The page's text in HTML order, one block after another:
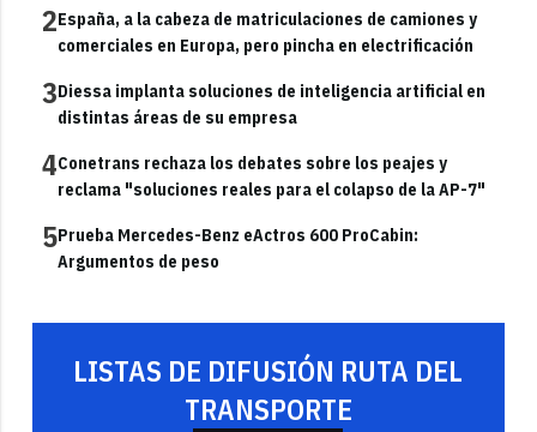
2España, a la cabeza de matriculaciones de camiones y
comerciales en Europa, pero pincha en electrificación
3Diessa implanta soluciones de inteligencia artificial en
distintas áreas de su empresa
4Conetrans rechaza los debates sobre los peajes y
reclama "soluciones reales para el colapso de la AP-7"
5Prueba Mercedes-Benz eActros 600 ProCabin:
Argumentos de peso
LISTAS DE DIFUSIÓN RUTA DEL
TRANSPORTE